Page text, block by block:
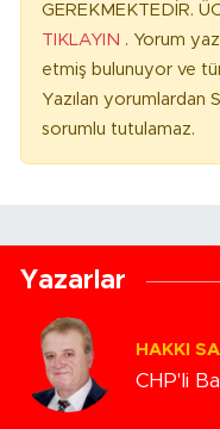
GEREKMEKTEDİR.
TIKLAYIN . Yorum
etmiş bulunuyor ve
Yazılan yorumlardan
sorumlu tutulamaz.
Yazarlar
HAKKI
CHP'li